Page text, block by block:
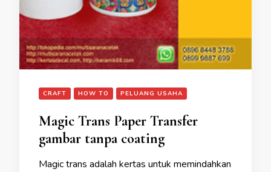
CRAFT HOW TO PELUANG USAHA
Magic Trans Paper Transfer
gambar tanpa coating
Magic trans adalah kertas untuk memindahkan